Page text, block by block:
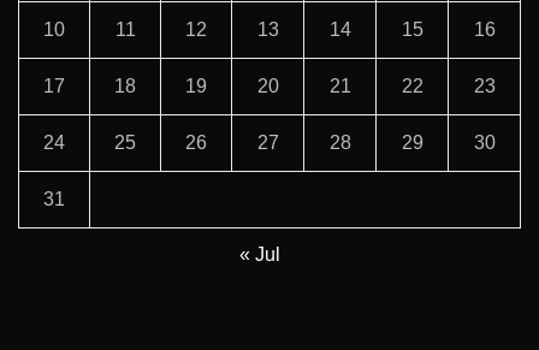
10 11 12 13 14 15 16
17 18 19 20 21 22 23
24 25 26 27 28 29 30
31
« Jul